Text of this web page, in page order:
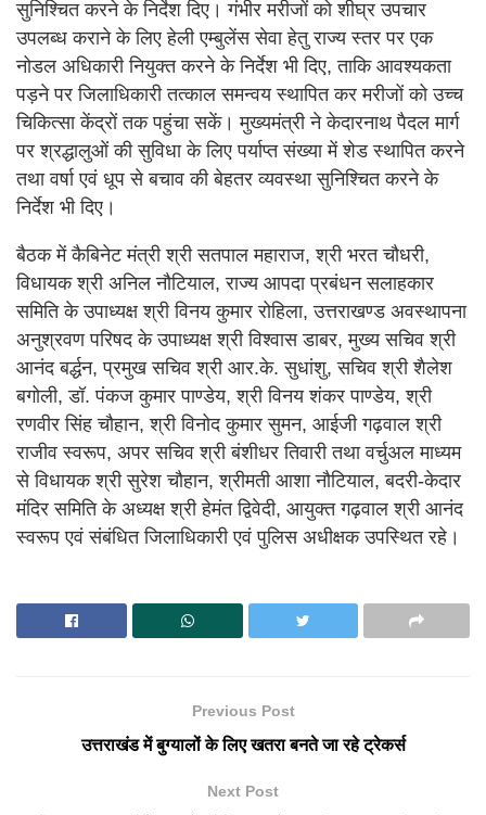
सुनिश्चित करने के निर्देश दिए। गंभीर मरीजों को शीघ्र उपचार
उपलब्ध कराने के लिए हेली एम्बुलेंस सेवा हेतु राज्य स्तर पर एक
नोडल अधिकारी नियुक्त करने के निर्देश भी दिए, ताकि आवश्यकता
पड़ने पर जिलाधिकारी तत्काल समन्वय स्थापित कर मरीजों को उच्च
चिकित्सा केंद्रों तक पहुंचा सकें। मुख्यमंत्री ने केदारनाथ पैदल मार्ग
पर श्रद्धालुओं की सुविधा के लिए पर्याप्त संख्या में शेड स्थापित करने
तथा वर्षा एवं धूप से बचाव की बेहतर व्यवस्था सुनिश्चित करने के
निर्देश भी दिए।
बैठक में कैबिनेट मंत्री श्री सतपाल महाराज, श्री भरत चौधरी,
विधायक श्री अनिल नौटियाल, राज्य आपदा प्रबंधन सलाहकार
समिति के उपाध्यक्ष श्री विनय कुमार रोहिला, उत्तराखण्ड अवस्थापना
अनुश्रवण परिषद के उपाध्यक्ष श्री विश्वास डाबर, मुख्य सचिव श्री
आनंद बर्द्धन, प्रमुख सचिव श्री आर.के. सुधांशु, सचिव श्री शैलेश
बगोली, डॉ. पंकज कुमार पाण्डेय, श्री विनय शंकर पाण्डेय, श्री
रणवीर सिंह चौहान, श्री विनोद कुमार सुमन, आईजी गढ़वाल श्री
राजीव स्वरूप, अपर सचिव श्री बंशीधर तिवारी तथा वर्चुअल माध्यम
से विधायक श्री सुरेश चौहान, श्रीमती आशा नौटियाल, बदरी-केदार
मंदिर समिति के अध्यक्ष श्री हेमंत द्विवेदी, आयुक्त गढ़वाल श्री आनंद
स्वरूप एवं संबंधित जिलाधिकारी एवं पुलिस अधीक्षक उपस्थित रहे।
Previous Post
उत्तराखंड में बुग्यालों के लिए खतरा बनते जा रहे ट्रेकर्स
Next Post